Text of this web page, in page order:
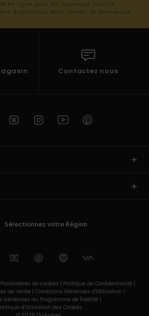
en ligne pour les nouveaux inscrits -
disponibles dans l'email de bienvenue
Contactez nous
Sélectionnez votre Région
Paramètres de cookies | Politique de Confidentialité |
de Vente | Conditions Générales d'Utilisation |
Générales du Programme de Fidélité |
d'Utilisation des Cookies